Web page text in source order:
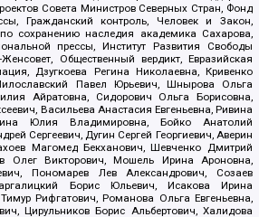
Совета Министров Северных Стран, Фонд
Гражданский контроль, Человек и Закон,
сохранению наследия академика Сахарова,
прессы, Институт Развития Свободы
Общественный вердикт, Евразийская
Дзугкоева Регина Николаевна, Кривенко
Павел Юрьевич, Шнырова Ольга
Айратовна, Сидорович Ольга Борисовна,
Васильева Анастасия Евгеньевна, Ривина
Юлия Владимировна, Бойко Анатолий
Сергеевич, Дугин Сергей Георгиевич, Аверин
Магомед Бекханович, Шевченко Дмитрий
Олег Викторович, Мошель Ирина Ароновна,
Пономарев Лев Александрович, Созаев
Борис Юльевич, Исакова Ирина
Рифгатович, Романова Ольга Евгеньевна,
Цирульников Борис Альбертович, Халидова